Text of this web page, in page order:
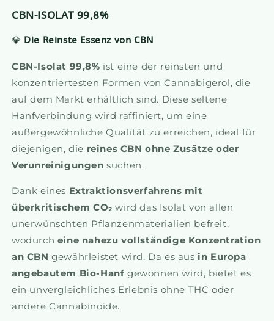
CBN-ISOLAT 99,8%
💎 Die Reinste Essenz von CBN
CBN-Isolat 99,8% ist eine der reinsten und
konzentriertesten Formen von Cannabigerol, die
auf dem Markt erhältlich sind. Diese seltene
Hanfverbindung wird raffiniert, um eine
außergewöhnliche Qualität zu erreichen, ideal für
diejenigen, die reines CBN ohne Zusätze oder
Verunreinigungen suchen.
Dank eines Extraktionsverfahrens mit
überkritischem CO₂ wird das Isolat von allen
unerwünschten Pflanzenmaterialien befreit,
wodurch eine nahezu vollständige Konzentration
an CBN gewährleistet wird. Da es ausin Europa
angebautem Bio-Hanf gewonnen wird, bietet es
ein unvergleichliches Erlebnis ohne THC oder
andere Cannabinoide.